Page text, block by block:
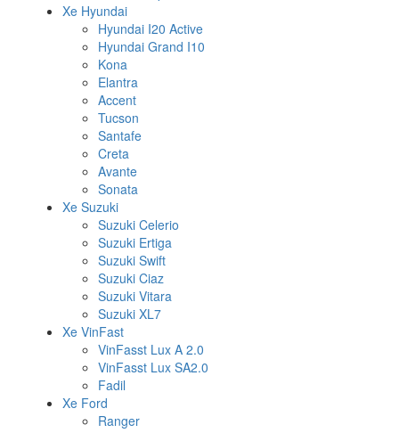
Xe Hyundai
Hyundai I20 Active
Hyundai Grand I10
Kona
Elantra
Accent
Tucson
Santafe
Creta
Avante
Sonata
Xe Suzuki
Suzuki Celerio
Suzuki Ertiga
Suzuki Swift
Suzuki Ciaz
Suzuki Vitara
Suzuki XL7
Xe VinFast
VinFasst Lux A 2.0
VinFasst Lux SA2.0
Fadil
Xe Ford
Ranger